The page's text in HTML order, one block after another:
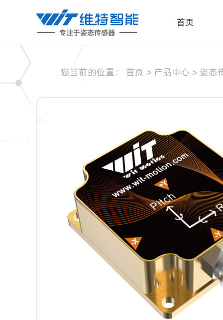
首页
您当前的位置： 首页 > 产品中心 > 姿态